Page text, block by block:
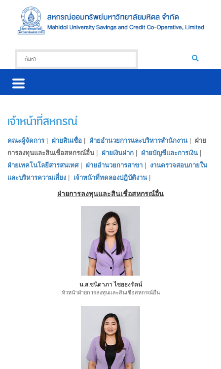
เจ้าหน้าที่สหกรณ์
คณะผู้จัดการ| ฝ่ายสินเชื่อ ฝ่ายอำนวยการและบริหารสำนักงาน
ฝ่าย
การลงทุนและสินเชื่อสหกรณ์อื่น
ฝ่ายเงินฝาก ฝ่ายบัญชีและการเงิน
ฝ่ายเทคโนโลยีสารสนเทศ| ฝ่ายอำนวยการสาขา
งานตรวจสอบภายใน
และบริหารความเสี่ยง
เจ้าหน้าที่ทดลองปฎิบัติงาน
ฝ่ายการลงทุนและสินเชื่อสหกรณ์อื่น
น.ส.ชนิดาภา ไชยธงรัตน์
หัวหน้าฝ่ายการลงทุนและสินเชื่อสหกรณ์อื่น